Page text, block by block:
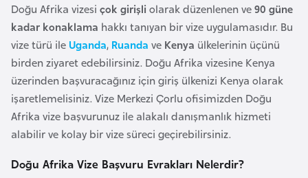
Doğu Afrika vizesi çok girişli olarak düzenlenen ve90 güne
kadar konaklama hakkı tanıyan bir vize uygulamasıdır. Bu
vize türü ile Uganda, Ruanda ve Kenya ülkelerinin üçünü
birden ziyaret edebilirsiniz. Doğu Afrika vizesine Kenya
üzerinden başvuracağınız için giriş ülkenizi Kenya olarak
işaretlemelisiniz. Vize Merkezi Çorlu ofisimizden Doğu
Afrika vize başvurunuz ile alakalı danışmanlık hizmeti
alabilir ve kolay bir vize süreci geçirebilirsiniz.
Doğu Afrika Vize Başvuru Evrakları Nelerdir?
t
i
Ç
i
n
a